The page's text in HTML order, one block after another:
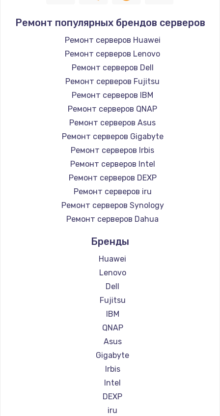
Ремонт популярных брендов серверов
Ремонт серверов Huawei
Ремонт серверов Lenovo
Ремонт серверов Dell
Ремонт серверов Fujitsu
Ремонт серверов IBM
Ремонт серверов QNAP
Ремонт серверов Asus
Ремонт серверов Gigabyte
Ремонт серверов Irbis
Ремонт серверов Intel
Ремонт серверов DEXP
Ремонт серверов iru
Ремонт серверов Synology
Ремонт серверов Dahua
Бренды
Huawei
Lenovo
Dell
Fujitsu
IBM
QNAP
Asus
Gigabyte
Irbis
Intel
DEXP
iru